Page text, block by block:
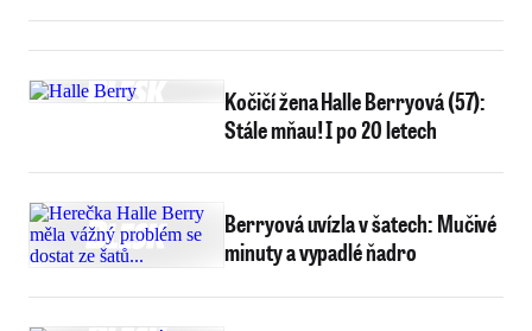
Kočičí žena Halle Berryová (57):
Stále mňau! I po 20 letech
Berryová uvízla v šatech: Mučivé
minuty a vypadlé ňadro